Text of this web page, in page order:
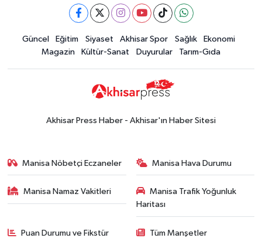
Güncel Eğitim Siyaset Akhisar Spor Sağlık
Ekonomi
Magazin
Kültür-Sanat Duyurular Tarım-Gıda
Akhisar Press Haber - Akhisar'ın Haber Sitesi
Manisa Nöbetçi Eczaneler Manisa Hava Durumu
Manisa Namaz Vakitleri
Manisa Trafik Yoğunluk
Haritası
Puan Durumu ve Fikstür Tüm Manşetler